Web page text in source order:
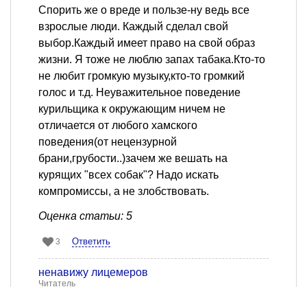
Спорить же о вреде и пользе-ну ведь все
взрослые люди. Каждый сделал свой
выбор.Каждый имеет право на свой образ
жизни. Я тоже не люблю запах табака.Кто-то
не любит громкую музыку,кто-то громкий
голос и т.д. Неуважительное поведение
курильщика к окружающим ничем не
отличается от любого хамского
поведения(от нецензурной
брани,грубости..)зачем же вешать на
курящих "всех собак"? Надо искать
компромиссы, а не злобствовать.
Оценка статьи: 5
3 Ответить
ненавижу лицемеров
Читатель